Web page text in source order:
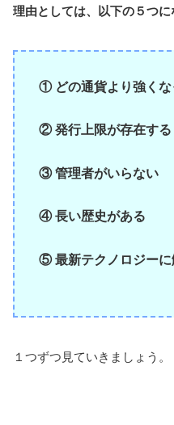
理由としては、以下の５つに
① どの通貨より強くな
② 発行上限が存在する
③ 管理者がいらない
④ 長い歴史がある
⑤ 最新テクノロジーに
１つずつ見ていきましょう。